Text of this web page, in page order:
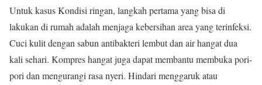
Untuk kasus Kondisi ringan, langkah pertama yang bisa di
lakukan di rumah adalah menjaga kebersihan area yang terinfeksi.
Cuci kulit dengan sabun antibakteri lembut dan air hangat dua
kali sehari. Kompres hangat juga dapat membantu membuka pori-
pori dan mengurangi rasa nyeri. Hindari menggaruk atau